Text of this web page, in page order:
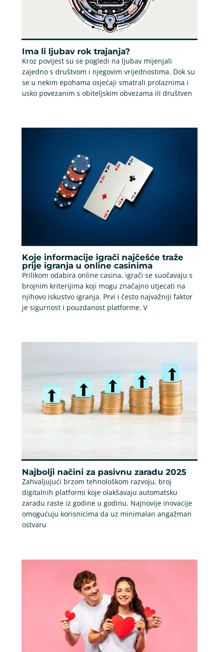
Ima li ljubav rok trajanja?
Kroz povijest su se pogledi na ljubav mijenjali
zajedno s društvom i njegovim vrijednostima. Dok su
se u nekim epohama osjećaji smatrali prolaznima i
usko povezanim s obiteljskim obvezama ili društven
Koje informacije igrači najčešće traže
prije igranja u online casinima
Prilikom odabira online casina, igrači se suočavaju s
brojnim kriterijima koji mogu značajno utjecati na
njihovo iskustvo igranja. Prvi i često najvažniji faktor
je sigurnost i pouzdanost platforme. V
Najbolji načini za pasivnu zaradu 2025
Zahvaljujući brzom tehnološkom razvoju, broj
digitalnih platformi koje olakšavaju automatsku
zaradu raste iz godine u godinu. Najnovije inovacije
omogućuju korisnicima da uz minimalan angažman
ostvaru